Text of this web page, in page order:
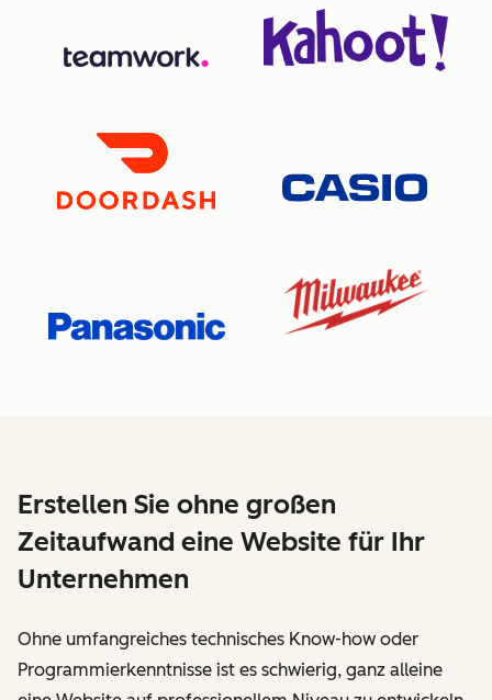
Erstellen Sie ohne großen
Zeitaufwand eine Website für Ihr
Unternehmen
Ohne umfangreiches technisches Know-how oder
Programmierkenntnisse ist es schwierig, ganz alleine